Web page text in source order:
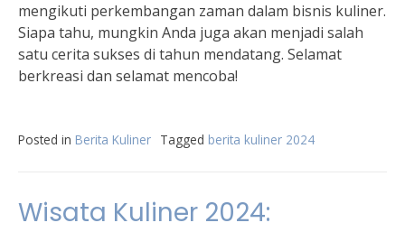
mengikuti perkembangan zaman dalam bisnis kuliner.
Siapa tahu, mungkin Anda juga akan menjadi salah
satu cerita sukses di tahun mendatang. Selamat
berkreasi dan selamat mencoba!
Posted in Berita Kuliner Tagged berita kuliner 2024
Wisata Kuliner 2024: